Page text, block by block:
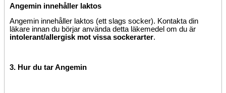
Angemin innehåller laktos
Angemin innehåller laktos (ett slags socker). Kontakta din
läkare innan du börjar använda detta läkemedel om du är
intolerant/allergisk mot vissa sockerarter.
3. Hur du tar Angemin